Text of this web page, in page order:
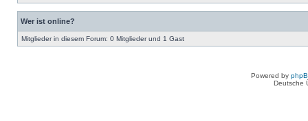
Wer ist online?
Mitglieder in diesem Forum: 0 Mitglieder und 1 Gast
Powered by
Deutsche